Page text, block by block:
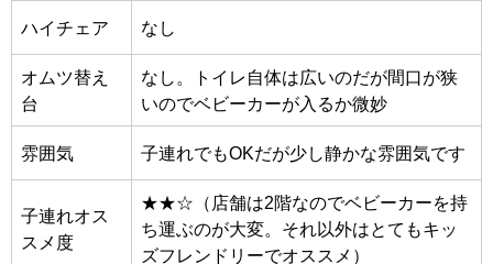
ハイチェア なし
オムツ替え
台
なし。トイレ自体は広いのだが間口が狭
いのでベビーカーが入るか微妙
雰囲気 子連れでもOKだが少し静かな雰囲気です
子連れオス
スメ度
★★☆（店舗は2階なのでベビーカーを持
ち運ぶのが大変。それ以外はとてもキッ
ズフレンドリーでオススメ）